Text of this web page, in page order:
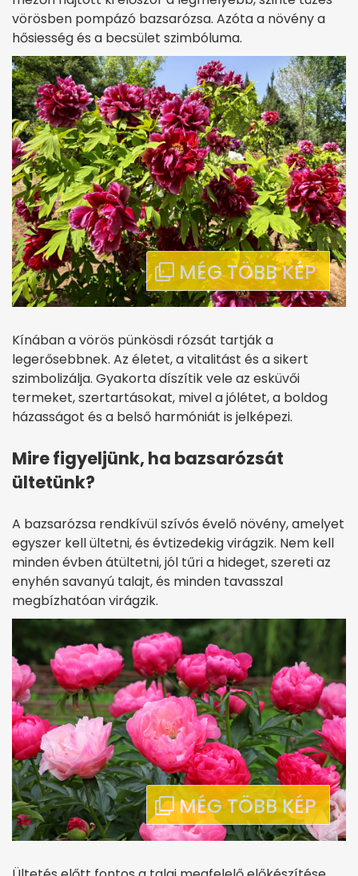
vörösben pompázó bazsarózsa. Azóta a növény a
hősiesség és a becsület szimbóluma.
Kínában a vörös pünkösdi rózsát tartják a
legerősebbnek. Az életet, a vitalitást és a sikert
szimbolizálja. Gyakorta díszítik vele az esküvői
termeket, szertartásokat, mivel a jólétet, a boldog
házasságot és a belső harmóniát is jelképezi.
Mire figyeljünk, ha bazsarózsát
ültetünk?
A bazsarózsa rendkívül szívós évelő növény, amelyet
egyszer kell ültetni, és évtizedekig virágzik. Nem kell
minden évben átültetni, jól tűri a hideget, szereti az
enyhén savanyú talajt, és minden tavasszal
megbízhatóan virágzik.